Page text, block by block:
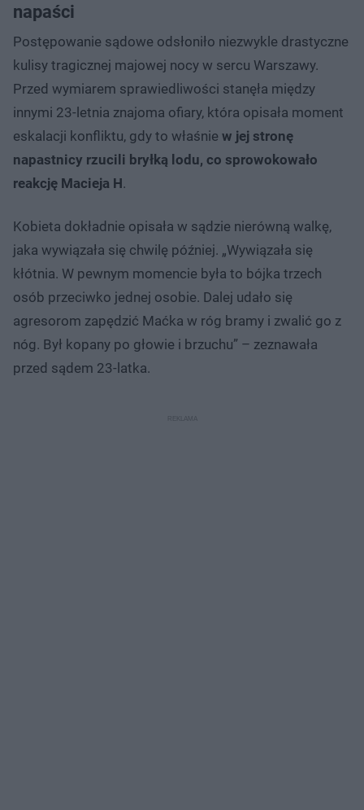
napaści
Postępowanie sądowe odsłoniło niezwykle drastyczne
kulisy tragicznej majowej nocy w sercu Warszawy.
Przed wymiarem sprawiedliwości stanęła między
innymi 23-letnia znajoma ofiary, która opisała moment
eskalacji konfliktu, gdy to właśnie w jej stronę
napastnicy rzucili bryłką lodu, co sprowokowało
reakcję Macieja H.
Kobieta dokładnie opisała w sądzie nierówną walkę,
jaka wywiązała się chwilę później. „Wywiązała się
kłótnia. W pewnym momencie była to bójka trzech
osób przeciwko jednej osobie. Dalej udało się
agresorom zapędzić Maćka w róg bramy i zwalić go z
nóg. Był kopany po głowie i brzuchu” – zeznawała
przed sądem 23-latka.